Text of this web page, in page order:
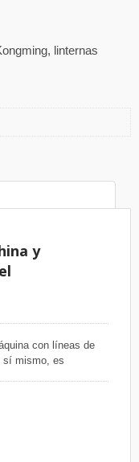
linternas
y
con líneas de
sí mismo, es